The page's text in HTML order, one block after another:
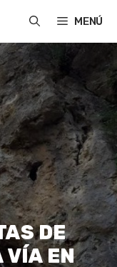
MENÚ
DE
VÍA EN